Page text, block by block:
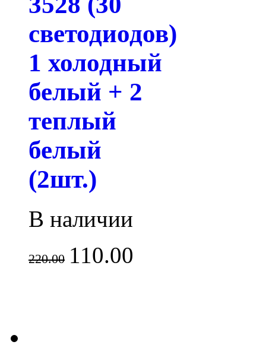
светодиодов)
1 холодный
белый + 2
теплый
белый
(2шт.)
В наличии
220.00 110.00